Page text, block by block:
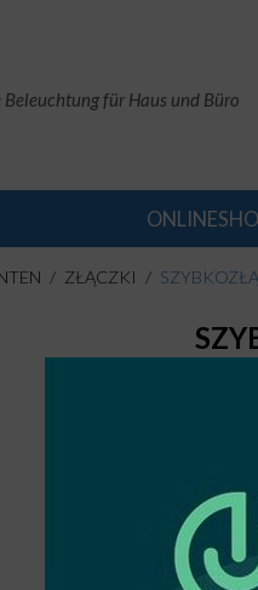
Beleuchtung für Haus und Büro
ZŁĄCZKI